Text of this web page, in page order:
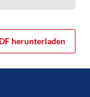
herunterladen